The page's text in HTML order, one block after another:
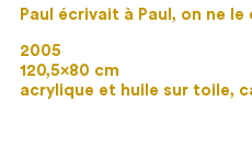
Paul écrivait à Paul, on ne
2005
120,5×80 cm
acrylique et huile sur toile,